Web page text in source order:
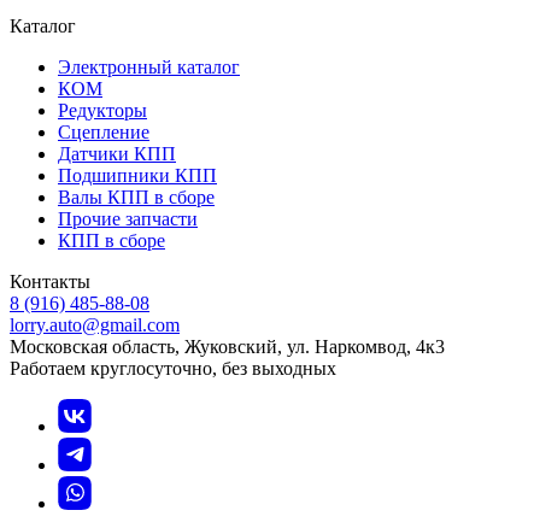
Каталог
Электронный каталог
КОМ
Редукторы
Сцепление
Датчики КПП
Подшипники КПП
Валы КПП в сборе
Прочие запчасти
КПП в сборе
Контакты
8 (916) 485-88-08
lorry.auto@gmail.com
Московская область, Жуковский, ул. Наркомвод, 4к3
Работаем круглосуточно, без выходных